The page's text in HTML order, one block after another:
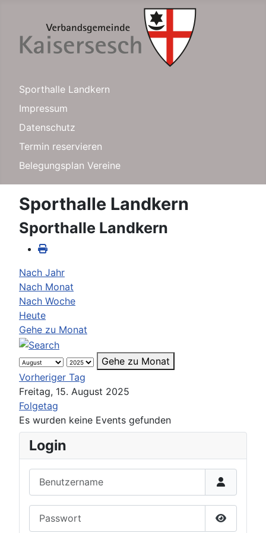
Sporthalle Landkern
Impressum
Datenschutz
Termin reservieren
Belegungsplan Vereine
Sporthalle Landkern
Sporthalle Landkern
Nach Jahr
Nach Monat
Nach Woche
Heute
Gehe zu Monat
Gehe zu Monat
Vorheriger Tag
Freitag, 15. August 2025
Folgetag
Es wurden keine Events gefunden
Login